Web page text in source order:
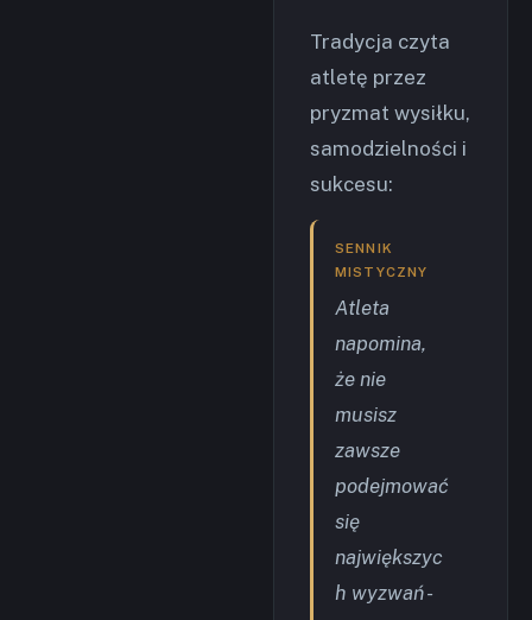
Tradycja czyta
atletę przez
pryzmat wysiłku,
samodzielności i
sukcesu:
SENNIK
MISTYCZNY
Atleta
napomina,
że nie
musisz
zawsze
podejmować
się
największyc
h wyzwań -